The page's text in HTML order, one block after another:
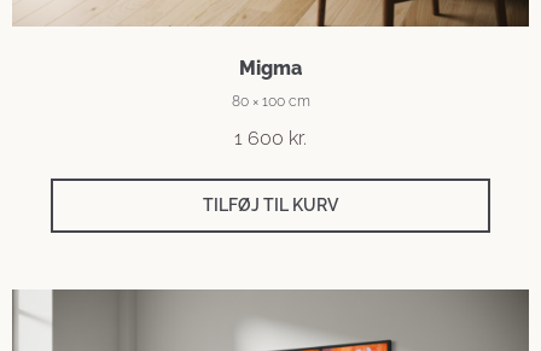
Migma
80 × 100 cm
1 600 kr.
TILFØJ TIL KURV